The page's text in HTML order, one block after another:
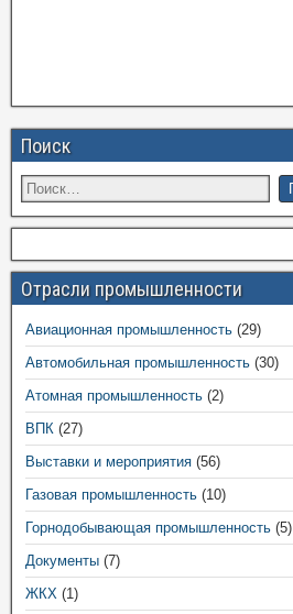
Поиск
Отрасли промышленности
Авиационная промышленность (29)
Автомобильная промышленность (30)
Атомная промышленность (2)
ВПК (27)
Выставки и мероприятия (56)
Газовая промышленность (10)
Горнодобывающая промышленность (5)
Документы (7)
ЖКХ (1)